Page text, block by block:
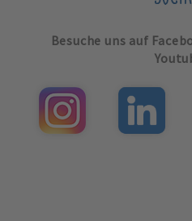
Besuche uns auf